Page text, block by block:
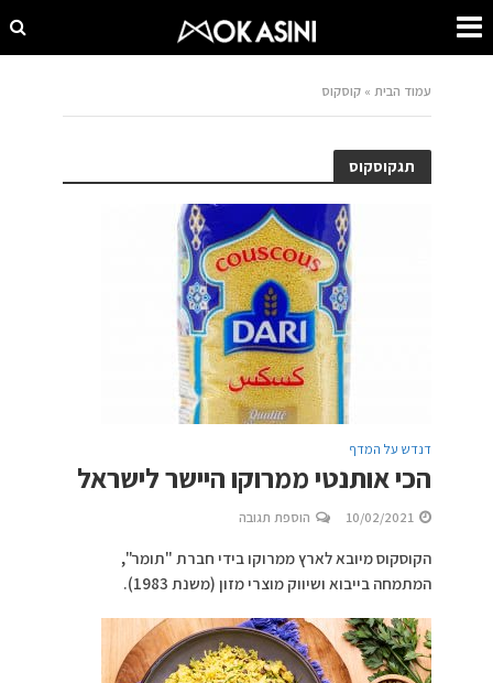
עמוד הבית »קוסקוס
תגקוסקוס
דנדש על המדף
הכי אותנטי ממרוקו היישר לישראל
10/02/2021 הוספת תגובה
הקוסקוס מיובא לארץ ממרוקו בידי חברת "תומר",
המתמחה בייבוא ושיווק מוצרי מזון (משנת 1983).